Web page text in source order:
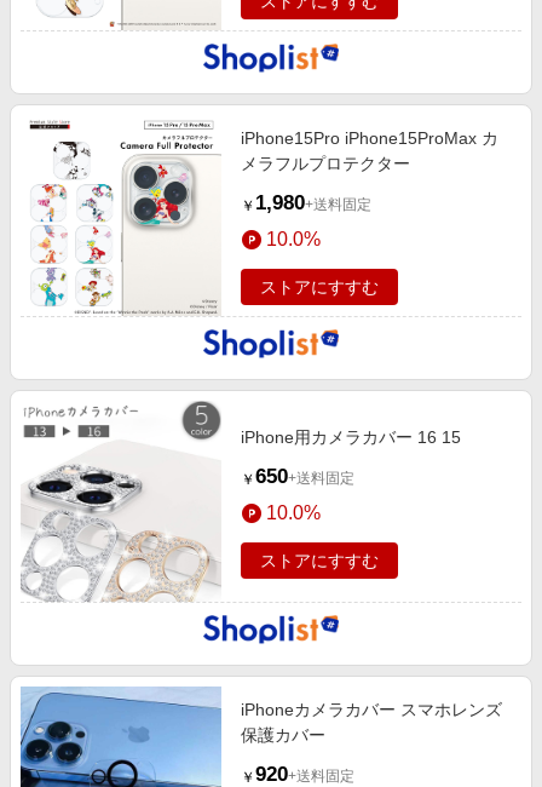
iPhone15Pro iPhone15ProMax カ
メラフルプロテクター
￥ 1,980+送料固定
10.0%
ストアにすすむ
iPhone用カメラカバー 16 15
￥ 650+送料固定
10.0%
ストアにすすむ
iPhoneカメラカバー スマホレンズ
保護カバー
￥ 920+送料固定